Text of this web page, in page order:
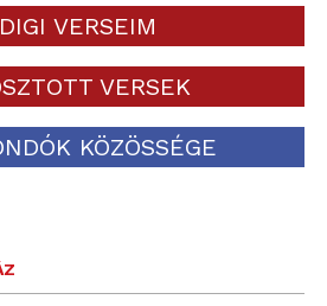
VERSEIM
VERSEK
KÖZÖSSÉGE